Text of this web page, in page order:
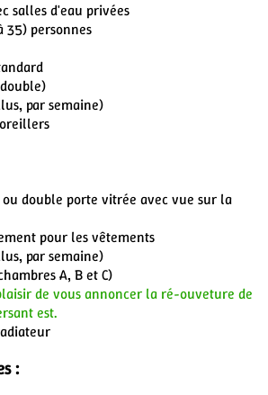
salles d'eau privées
35) personnes
par semaine)
double porte vitrée avec vue sur la
pour les vêtements
par semaine)
A, B et C)
de vous annoncer la ré-ouveture de
est.
: